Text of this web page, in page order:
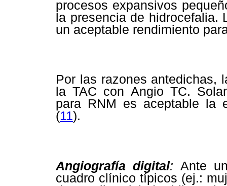
procesos expansivos
la presencia de
un aceptable rendimiento
Por las razones antedichas,
la TAC con Angio TC.
para RNM es aceptable la
(11).
Angiografía digital: Ante
cuadro clínico típicos (ej.: